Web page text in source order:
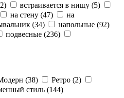
2) встраивается в нишу (5)
на стену (47)
на
(34) напольные (92)
подвесные (236)
(38) Ретро (2)
стиль (144)